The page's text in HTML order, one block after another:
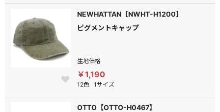
NEWHATTAN【NWHT-H1200】
ピグメントキャップ
生地価格
￥1,190
12色 1サイズ
OTTO【OTTO-H0467】